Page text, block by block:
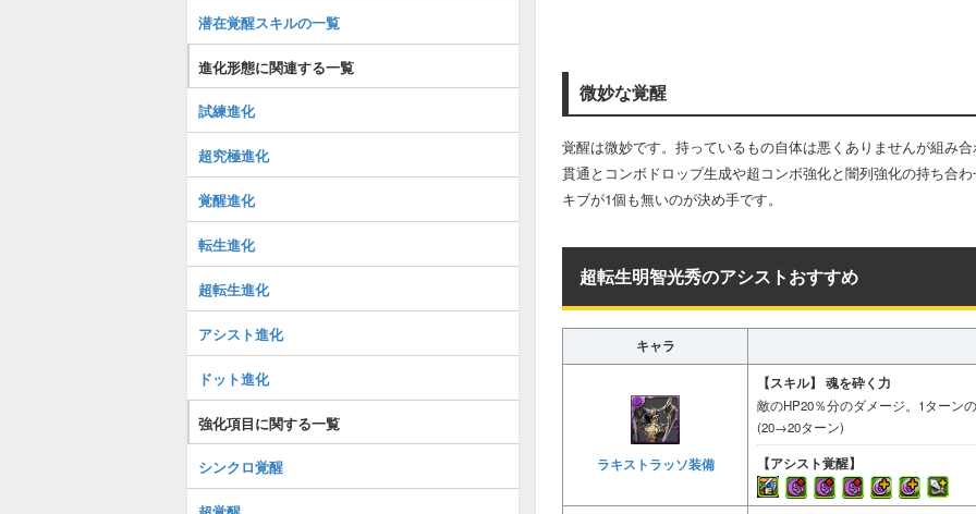
微妙な覚醒
覚醒は微妙です。持っているもの自体は悪くありませんが組み
貫通とコンボドロップ生成や超コンボ強化と闇列強化の持ち合
キブが1個も無いのが決め手です。
超転生明智光秀のアシストおすすめ
キャラ
ラキストラッソ装備
【スキル】 魂を砕く力
敵のHP20％分のダメージ。1ターン
(20→20ターン)
【アシスト覚醒】
潜在覚醒スキルの一覧
進化形態に関連する一覧
試練進化
超究極進化
覚醒進化
転生進化
超転生進化
アシスト進化
ドット進化
強化項目に関する一覧
シンクロ覚醒